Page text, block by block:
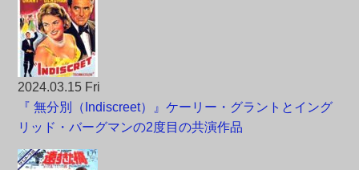
2024.03.15 Fri
『 無分別（Indiscreet）』ケーリー・グラントとイング
リッド・バーグマンの2度目の共演作品